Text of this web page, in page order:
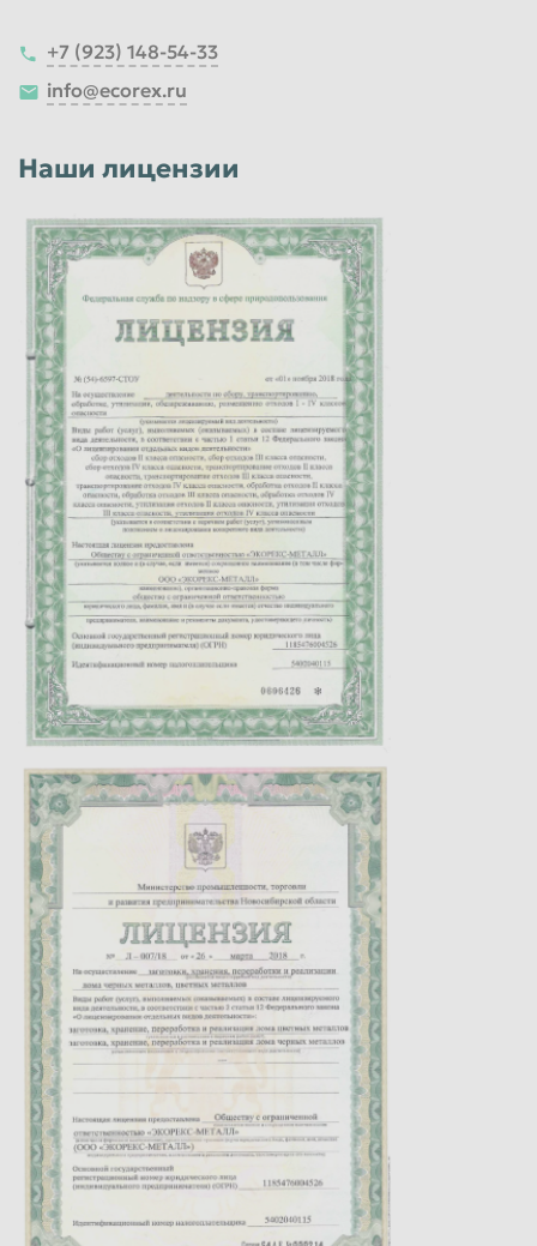
+7 (923) 148-54-33
info@ecorex.ru
Наши лицензии